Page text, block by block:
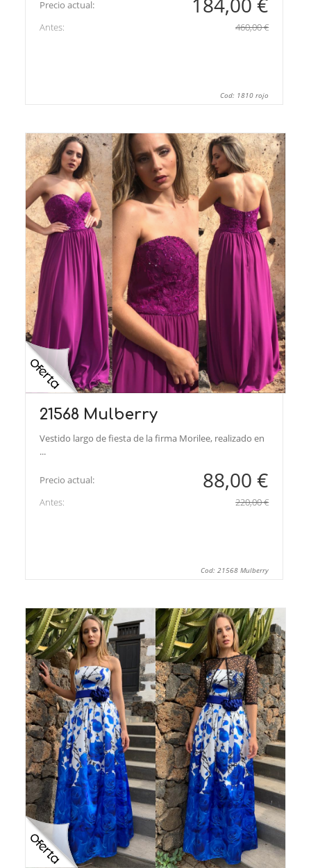
Precio actual:
Antes: 460,00 €
Cod: 1810 rojo
21568 Mulberry
Vestido largo de fiesta de la firma Morilee, realizado en
...
Precio actual: 88,00 €
Antes: 220,00 €
Cod: 21568 Mulberry